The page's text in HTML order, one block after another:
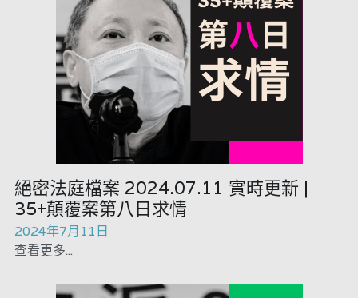
絕密法庭檔案 2024.07.11 實時更新 |
35+顛覆案第八日求情
2024年7月11日
查看更多...